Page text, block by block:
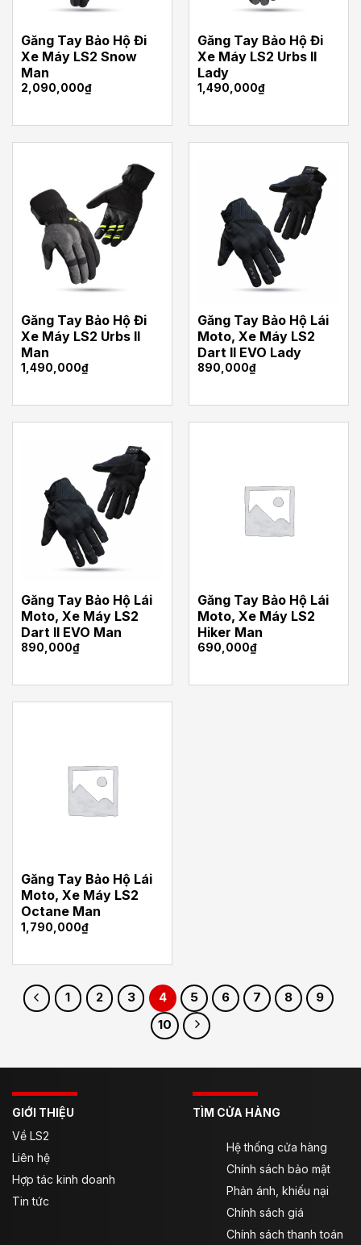
Găng Tay Bảo Hộ Đi
Xe Máy LS2 Snow
Man
2,090,000₫
Găng Tay Bảo Hộ Đi
Xe Máy LS2 Urbs II
Lady
1,490,000₫
Găng Tay Bảo Hộ Đi
Xe Máy LS2 Urbs II
Man
1,490,000₫
Găng Tay Bảo Hộ Lái
Moto, Xe Máy LS2
Dart II EVO Lady
890,000₫
Găng Tay Bảo Hộ Lái
Moto, Xe Máy LS2
Dart II EVO Man
890,000₫
Găng Tay Bảo Hộ Lái
Moto, Xe Máy LS2
Hiker Man
690,000₫
Găng Tay Bảo Hộ Lái
Moto, Xe Máy LS2
Octane Man
1,790,000₫
1 2 3 4 5 6 7 8
9
10
GIỚI THIỆU
Về LS2
Liên hệ
Hợp tác kinh doanh
Tin tức
TÌM CỬA HÀNG
Hệ thống cửa hàng
Chính sách bảo mật
Phản ánh, khiếu nại
Chính sách giá
Chính sách thanh toán